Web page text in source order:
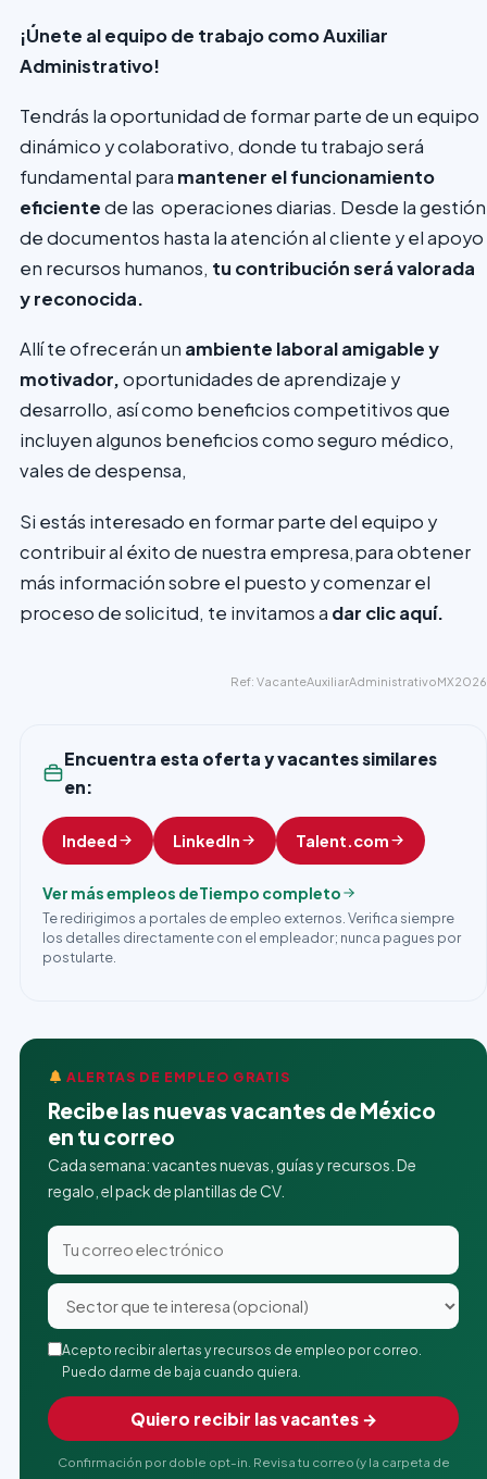
¡Únete al equipo de trabajo como Auxiliar
Administrativo!
Tendrás la oportunidad de formar parte de un equipo
dinámico y colaborativo, donde tu trabajo será
fundamental para mantener el funcionamiento
eficientede las operaciones diarias. Desde la gestión
de documentos hasta la atención al cliente y el apoyo
en recursos humanos, tu contribución será valorada
y reconocida.
Allí te ofrecerán un ambiente laboral amigable y
motivador,oportunidades de aprendizaje y
desarrollo, así como beneficios competitivos que
incluyen algunos beneficios como seguro médico,
vales de despensa,
Si estás interesado en formar parte del equipo y
contribuir al éxito de nuestra empresa,para obtener
más información sobre el puesto y comenzar el
proceso de solicitud, te invitamos a dar clic aquí.
Ref: VacanteAuxiliarAdministrativoMX2026
Encuentra esta oferta y vacantes similares
en:
Indeed LinkedIn Talent.com
Ver más empleos deTiempo completo
Te redirigimos a portales de empleo externos. Verifica siempre
los detalles directamente con el empleador; nunca pagues por
postularte.
ALERTAS DE EMPLEO GRATIS
Recibe las nuevas vacantes de México
en tu correo
Cada semana: vacantes nuevas, guías y recursos. De
regalo, el pack de plantillas de CV.
Acepto recibir alertas y recursos de empleo por correo.
Puedo darme de baja cuando quiera.
Quiero recibir las vacantes →
Confirmación por doble opt-in. Revisa tu correo (y la carpeta de